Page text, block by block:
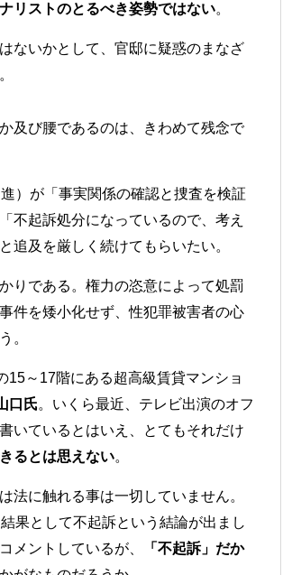
リストのとるべき姿勢ではない。
ないかとして、官邸に疑惑のまなざ
及び腰であるのは、きわめて残念で
）が「事実関係の確認と捜査を検証
不起訴処分になっているので、考え
追及を厳しく続けてもらいたい。
りである。権力の恣意によって処罰
件を矮小化せず、性犯罪被害者の心
。
～17階にある超高級賃貸マンショ
口氏。いくら最近、テレビ出演のオフ
いているとはいえ、とてもそれだけ
るとは思えない。
法に触れる事は一切していません。
果として不起訴という結論が出まし
メントしているが、
「不起訴」だか